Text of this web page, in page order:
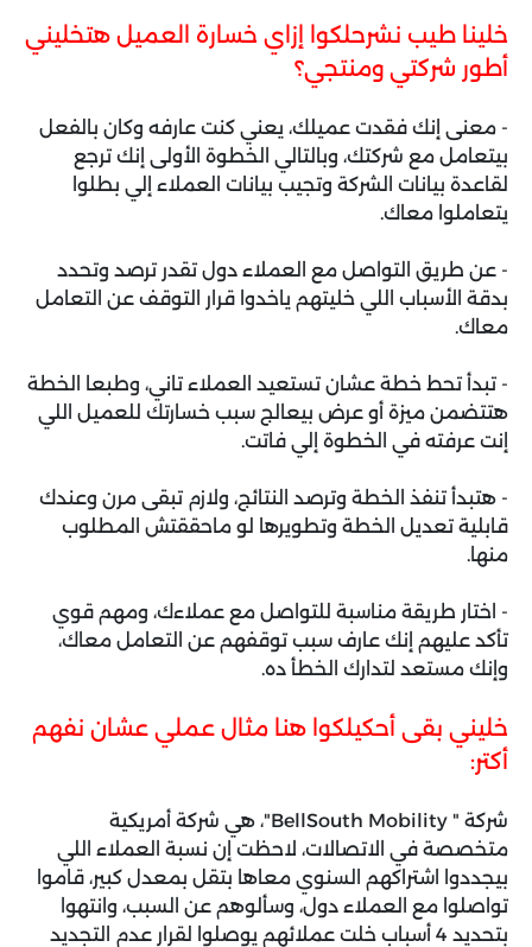
خلينا طيب نشرحلكوا إزاي خسارة العميل هتخليني
أطور شركتي ومنتجي؟
- معنى إنك فقدت عميلك، يعني كنت عارفه وكان بالفعل
بيتعامل مع شركتك، وبالتالي الخطوة الأولى إنك ترجع
لقاعدة بيانات الشركة وتجيب بيانات العملاء إلي بطلوا
يتعاملوا معاك.
- عن طريق التواصل مع العملاء دول تقدر ترصد وتحدد
بدقة الأسباب اللي خليتهم ياخدوا قرار التوقف عن التعامل
معاك.
- تبدأ تحط خطة عشان تستعيد العملاء تاني، وطبعا الخطة
هتتضمن ميزة أو عرض بيعالج سبب خسارتك للعميل اللي
إنت عرفته في الخطوة إلي فاتت.
- هتبدأ تنفذ الخطة وترصد النتائج، ولازم تبقى مرن وعندك
قابلية تعديل الخطة وتطويرها لو ماحققتش المطلوب
منها.
- اختار طريقة مناسبة للتواصل مع عملاءك، ومهم قوي
تأكد عليهم إنك عارف سبب توقفهم عن التعامل معاك،
وإنك مستعد لتدارك الخطأ ده.
خليني بقى أحكيلكوا هنا مثال عملي عشان نفهم
أكتر:
شركة " BellSouth Mobility"، هي شركة أمريكية
متخصصة في الاتصالات، لاحظت إن نسبة العملاء اللي
بيجددوا اشتراكهم السنوي معاها بتقل بمعدل كبير، قاموا
تواصلوا مع العملاء دول، وسألوهم عن السبب، وانتهوا
بتحديد 4 أسباب خلت عملائهم يوصلوا لقرار عدم التجديد